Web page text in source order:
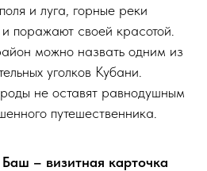
и луга, горные реки
поражают своей красотой.
можно назвать одним из
уголков Кубани.
не оставят равнодушным
путешественника.
– визитная карточка